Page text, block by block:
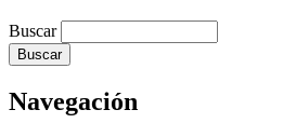
Buscar
Navegación